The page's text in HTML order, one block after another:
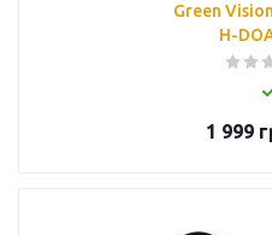
Green
H-
1 999